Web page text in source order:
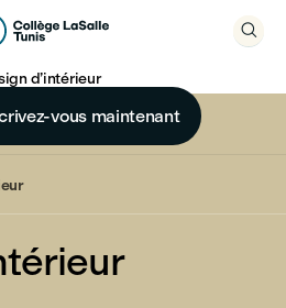

d’intérieur
vous maintenant